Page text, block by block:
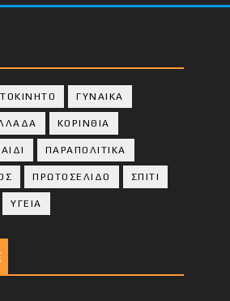
ΓΥΝΑΙΚΑ
ΚΟΡΙΝΘΙΑ
ΠΑΡΑΠΟΛΙΤΙΚΑ
ΠΡΩΤΟΣΕΛΙΔΟ ΣΠΙΤΙ
ΥΓΕΙΑ